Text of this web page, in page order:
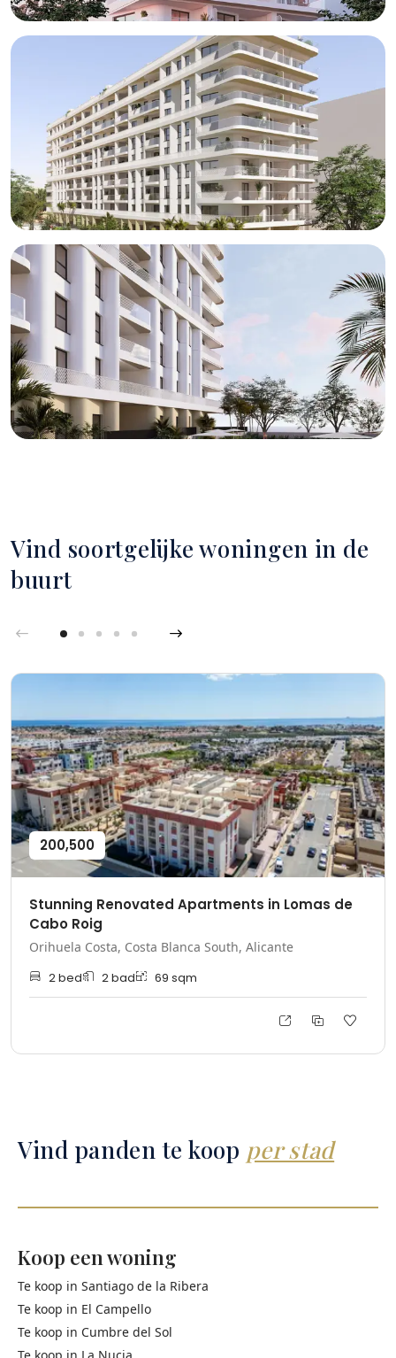
Vind soortgelijke woningen in de
buurt
200,500
Stunning Renovated Apartments in Lomas de
Cabo Roig
Orihuela Costa, Costa Blanca South, Alicante
2bed 2bad 69 sqm
Vind panden te koop per stad
Koop een woning
Te koop in Santiago de la Ribera
Te koop in El Campello
Te koop in Cumbre del Sol
Te koop in La Nucia